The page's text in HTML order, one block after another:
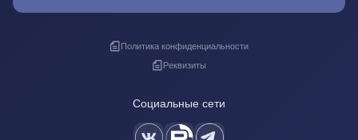
Политика конфиденциальности
Реквизиты
Социальные сети